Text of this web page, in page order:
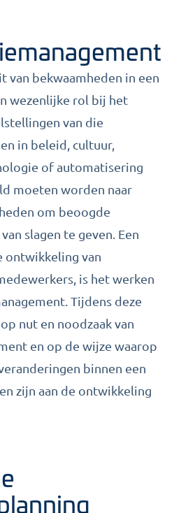
van bekwaamheden in een
wezenlijke rol bij het
van die
in beleid, cultuur,
of automatisering
moeten worden naar
om beoogde
slagen te geven. Een
ontwikkeling van
is het werken
Tijdens deze
nut en noodzaak van
en op de wijze waarop
binnen een
zijn aan de ontwikkeling